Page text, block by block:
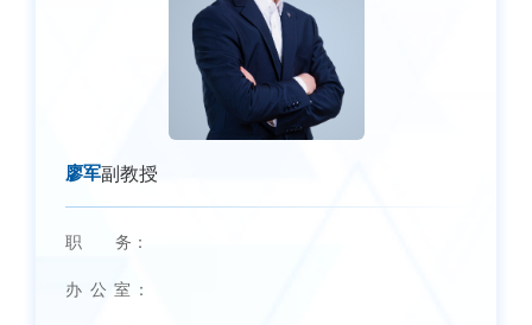
廖军副教授
职 务：
办 公 室：